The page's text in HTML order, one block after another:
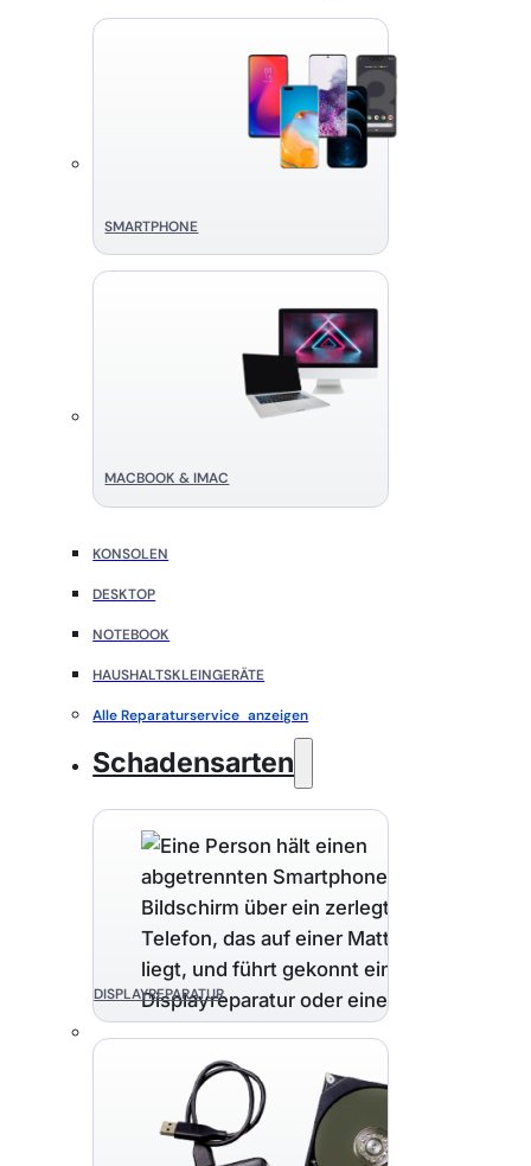
SMART­PHONE
MACBOOK & IMAC
KONSOLEN
DESKTOP
NOTEBOOK
HAUSHALTSKLEINGERÄTE
Alle Reparaturservice anzeigen
Schadensarten
DISPLAYREPARATUR